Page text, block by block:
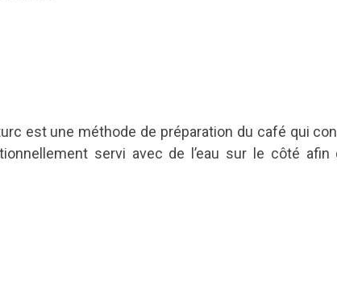
est une méthode de préparation du café qui
servi avec de l’eau sur le côté